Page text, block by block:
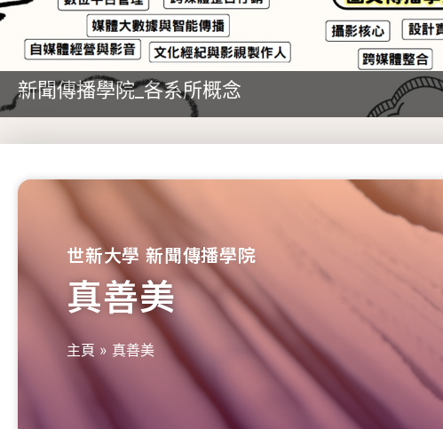
新聞傳播學院_各系所概念
世新大學 新聞傳播學院
真善美
主頁 » 真善美